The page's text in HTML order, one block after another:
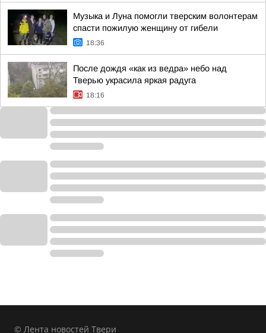
Музыка и Луна помогли тверским волонтерам
спасти пожилую женщину от гибели
18:36
После дождя «как из ведра» небо над
Тверью украсила яркая радуга
18:16
© Лента новостей Твери